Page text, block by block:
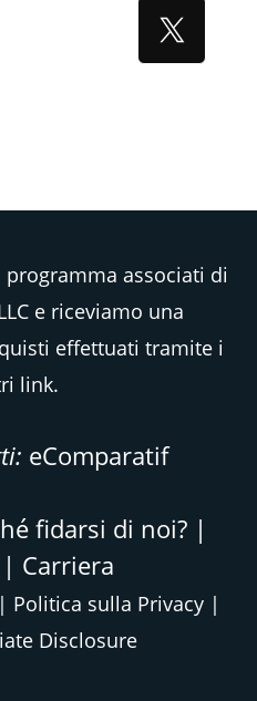
associati di
e riceviamo una
effettuati tramite i
link.
eComparatif
fidarsi di noi?|
| Carriera
| Politica sulla Privacy|
Disclosure